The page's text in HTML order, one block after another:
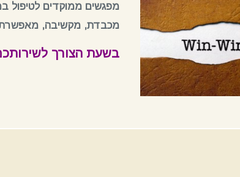
מפגשים ממוקדים לטיפול
מכבדת, מקשיבה, מאפשרת,
בשעת הצורך לשירותכם –